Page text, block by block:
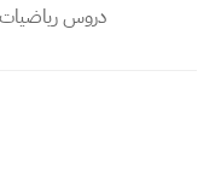
دروس